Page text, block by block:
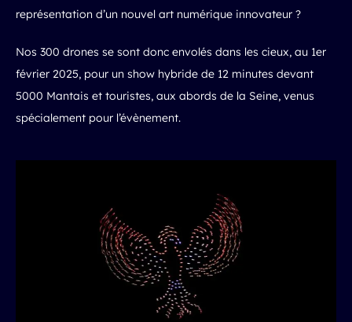
représentation d’un nouvel art numérique innovateur ?
Nos 300 drones se sont donc envolés dans les cieux, au 1er
février 2025, pour un show hybride de 12 minutes devant
5000 Mantais et touristes, aux abords de la Seine, venus
spécialement pour l’évènement.